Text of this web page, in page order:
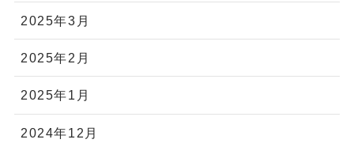
2025年3月
2025年2月
2025年1月
2024年12月